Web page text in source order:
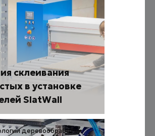
склеивания
в установке
SlatWall
деревообработки